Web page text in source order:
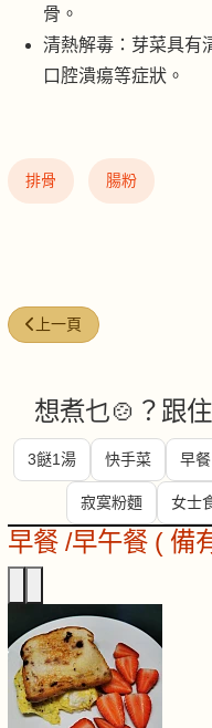
骨。
清熱解毒：芽菜具有
口腔潰瘍等症狀。
排骨 腸粉
上一篇文章: 薑蔥叉燒汁撈
上一頁
想煮乜🍲？跟
3餸1湯 快手菜 早餐
寂寞粉麵 女士
早餐 /早午餐 ( 備